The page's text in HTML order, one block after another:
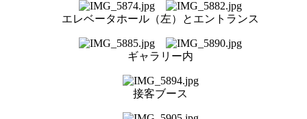
エレベータホール（左）とエントランス
ギャラリー内
接客ブース